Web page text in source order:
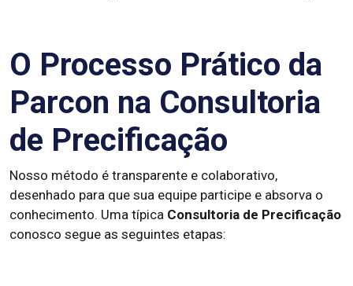
O Processo Prático da
Parcon na Consultoria
de Precificação
Nosso método é transparente e colaborativo,
desenhado para que sua equipe participe e absorva o
conhecimento. Uma típica Consultoria de Precificação
conosco segue as seguintes etapas: